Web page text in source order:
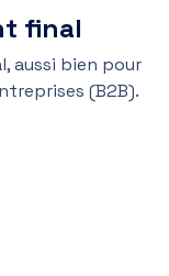
final
aussi bien pour
(B2B).